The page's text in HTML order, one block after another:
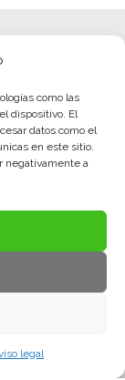
como las
dispositivo. El
datos como el
en este sitio.
negativamente a
legal